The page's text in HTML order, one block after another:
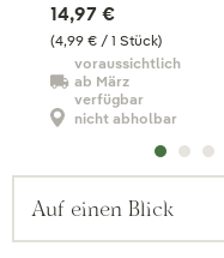
(4,99 € / 1 Stück)
14,97 €
voraussichtlich
ab März
verfügbar
nicht abholbar
Auf einen Blick